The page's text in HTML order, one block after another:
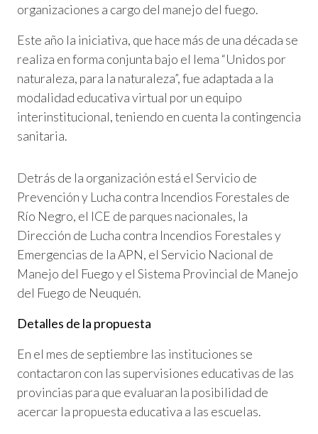
organizaciones a cargo del manejo del fuego.
Este año la iniciativa, que hace más de una década se
realiza en forma conjunta bajo el lema “Unidos por
naturaleza, para la naturaleza”, fue adaptada a la
modalidad educativa virtual por un equipo
interinstitucional, teniendo en cuenta la contingencia
sanitaria.
Detrás de la organización está el Servicio de
Prevención y Lucha contra Incendios Forestales de
Río Negro, el ICE de parques nacionales, la
Dirección de Lucha contra Incendios Forestales y
Emergencias de la APN, el Servicio Nacional de
Manejo del Fuego y el Sistema Provincial de Manejo
del Fuego de Neuquén.
Detalles de la propuesta
En el mes de septiembre las instituciones se
contactaron con las supervisiones educativas de las
provincias para que evaluaran la posibilidad de
acercar la propuesta educativa a las escuelas.